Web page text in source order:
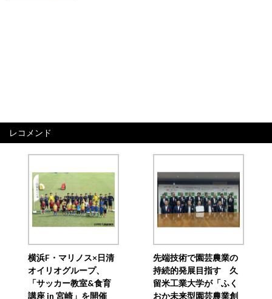
レコメンド
横浜F・マリノス×日清
オイリオグループ、
「サッカー教室&食育
講座 in 宮崎」を開催
先端技術で園芸農業の
持続的発展目指す 久
留米工業大学が「ふく
おか未来型園芸農業創